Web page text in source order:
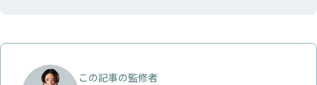
この記事の監修者